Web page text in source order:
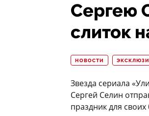
Сергею
слиток
НОВОСТИ
Звезда сериала
Сергей Селин
праздник для своих